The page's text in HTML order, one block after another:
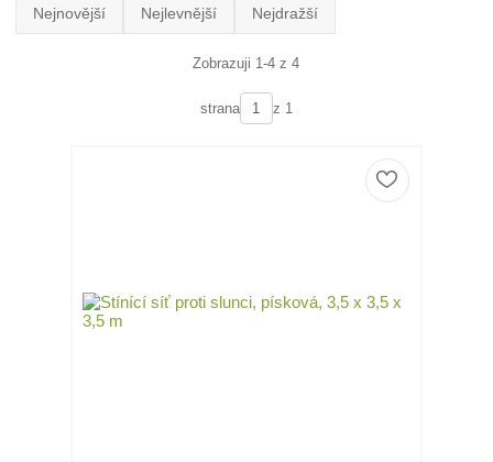
Nejnovější Nejlevnější Nejdražší
Zobrazuji 1-4 z 4
strana z 1